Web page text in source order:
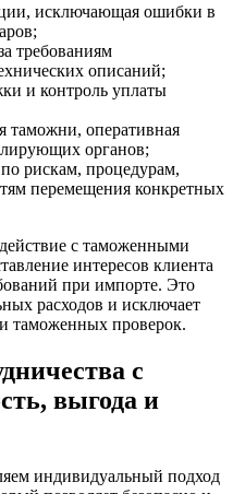
исключающая ошибки в
требованиям
описаний;
и контроль уплаты
таможни, оперативная
органов;
рискам, процедурам,
перемещения конкретных
с таможенными
интересов клиента
при импорте. Это
расходов и исключает
таможенных проверок.
с
выгода и
индивидуальный подход